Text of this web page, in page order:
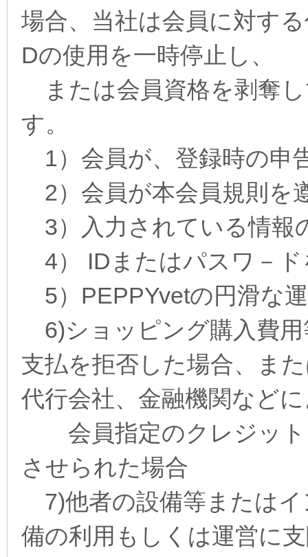
場合、当社は会員に対す
Dの使用を一時停止し、
または会員資格を剥奪
す。
1）会員が、登録時の申
2）会員が本会員規則を
3）入力されている情報
4） IDまたはパスワ－ド
5）PEPPYvetの円滑な
6)ショッピング購入費用
支払を拒否した場合、ま
代行会社、金融機関など
会員指定のクレジット
させられた場合
7)他者の設備等または
備の利用もしくは運営に